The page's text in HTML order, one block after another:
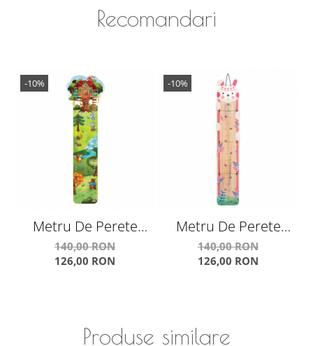
Recomandari
-10%
Metru De Perete
Pentru Masurat Copii
- Casuta Din Copac
140,00 RON
126,00 RON
-10%
Metru De Perete
Pentru Masurat Copii
"Iepuras"
140,00 RON
126,00 RON
Produse similare